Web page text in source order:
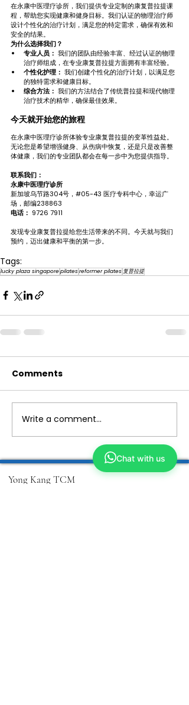
在永康中医理疗诊所，我们提供专业定制的康复普拉提课
程，帮助您实现健康和健身目标。我们认证的物理治疗师
设计个性化的治疗计划，满足您的特定需求，确保有效和
安全的结果。
为什么选择我们？
专业人员： 我们的团队由经验丰富、经过认证的物理
治疗师组成，在专业康复普拉提方面拥有丰富经验。
个性化护理： 我们创建个性化的治疗计划，以满足您
的独特需求和健康目标。
综合方法： 我们的方法结合了传统普拉提和现代物理
治疗技术的精华，确保最佳效果。
今天就开始您的旅程
在永康中医理疗诊所体验专业康复普拉提的变革性益处。
无论您是希望增强健身、从伤病中恢复，还是只是改善整
体健康，我们的专业团队都会在每一步中为您提供指导。
联系我们：
永康中医理疗诊所
新加坡乌节路304号，#05-43 医疗专科中心，幸运广
场，邮编238863
电话： 9726 7911
发现专业康复普拉提给您生活带来的不同。今天就与我们
预约，迈出健康和平衡的第一步。
Tags:
lucky plaza singaporepilatesreformer pilates 复普拉提
Comments
Write a comment...
Yong Kang TCM
Chat with us